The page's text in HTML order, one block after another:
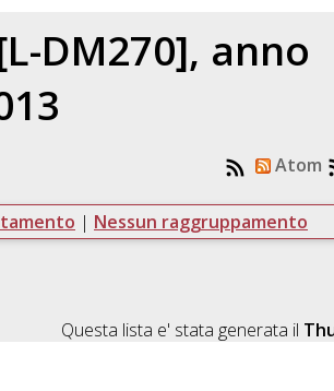
DM270], anno
Atom
| Nessun raggruppamento
Questa lista e' stata generata il